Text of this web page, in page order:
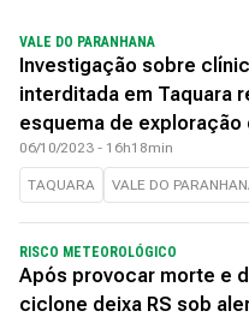
VALE DO PARANHANA
Investigação sobre
interditada em Taquara
esquema de exploração
06/10/2023 - 16h18min
TAQUARA VALE DO
RISCO METEOROLÓGICO
Após provocar morte e
ciclone deixa RS sob